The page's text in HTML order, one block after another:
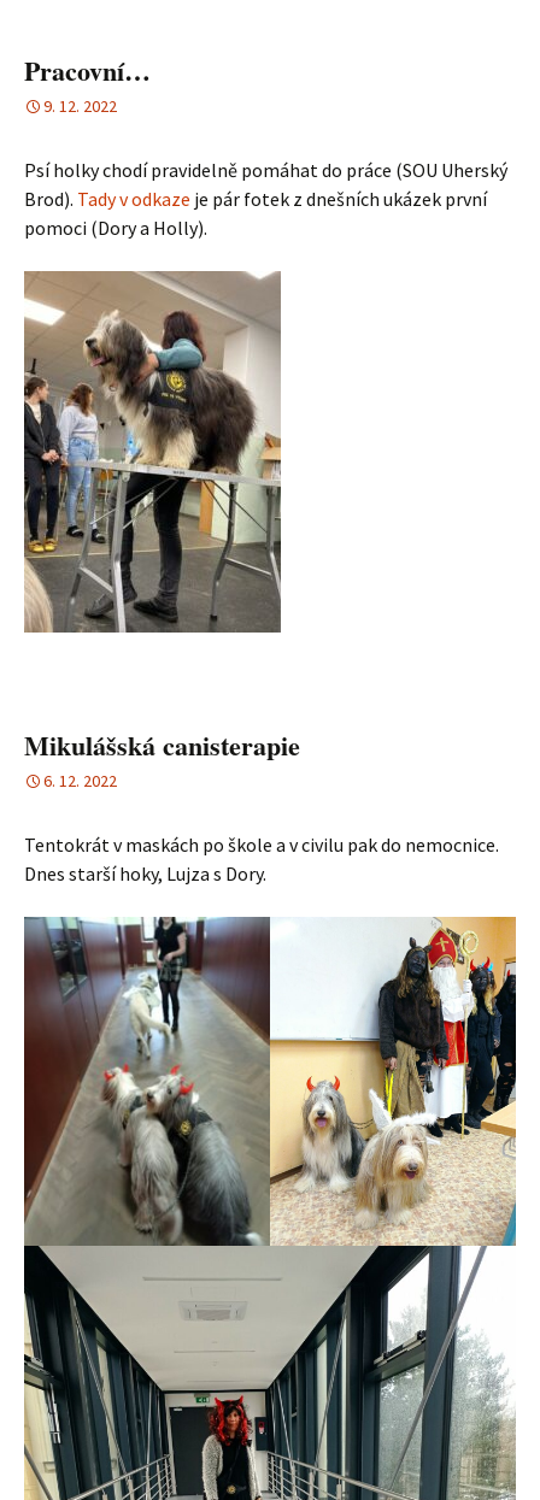
Pracovní…
9. 12. 2022
Psí holky chodí pravidelně pomáhat do práce (SOU Uherský
Brod). Tady v odkaze je pár fotek z dnešních ukázek první
pomoci (Dory a Holly).
Mikulášská canisterapie
6. 12. 2022
Tentokrát v maskách po škole a v civilu pak do nemocnice.
Dnes starší hoky, Lujza s Dory.